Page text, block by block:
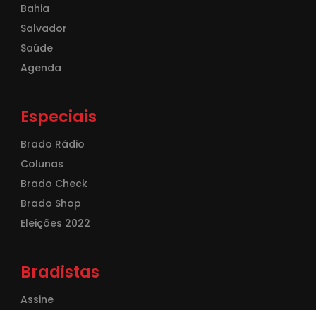
Bahia
Salvador
Saúde
Agenda
Especiais
Brado Rádio
Colunas
Brado Check
Brado Shop
Eleições 2022
Bradistas
Assine